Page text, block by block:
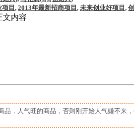
目, 2013年最新招商项目 , 未来创业好项目 ,
文内容
气旺的商品，否则刚开始人气赚不来